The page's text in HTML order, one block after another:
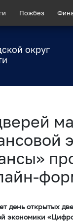
Пожбез
округ
день открытых
экономики